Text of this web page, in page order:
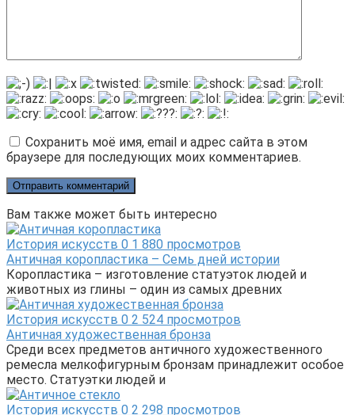
Сохранить моё имя, email и адрес сайта в этом
браузере для последующих моих комментариев.
Вам также может быть интересно
История искусств 0 1 880 просмотров
Античная коропластика – Семь дней истории
Коропластика – изготовление статуэток людей и
животных из глины – один из самых древних
История искусств 0 2 524 просмотров
Античная художественная бронза
Среди всех предметов античного художественного
ремесла мелкофигурным бронзам принадлежит особое
место. Статуэтки людей и
История искусств 0 2 298 просмотров